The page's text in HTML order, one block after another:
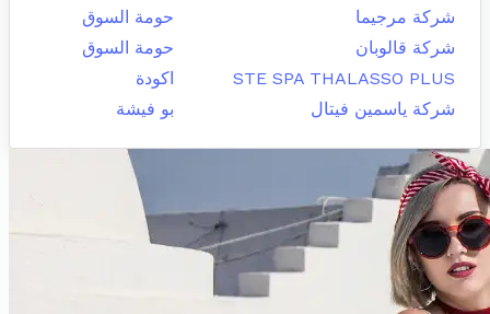
شركة مرجيما
حومة السوق
شركة قالوبان
حومة السوق
STE SPA THALASSO PLUS
اكودة
شركة ياسمين فيتال
بو فيشة